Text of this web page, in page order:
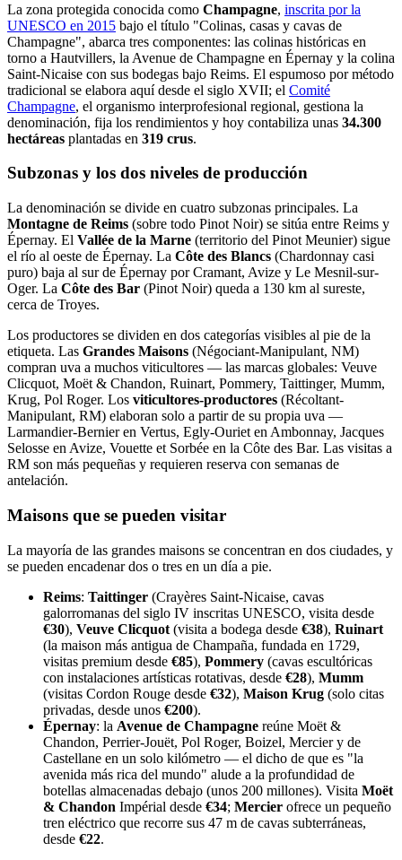
La zona protegida conocida como Champagne, inscrita por la
UNESCO en 2015 bajo el título "Colinas, casas y cavas de
Champagne", abarca tres componentes: las colinas históricas en
torno a Hautvillers, la Avenue de Champagne en Épernay y la colina
Saint-Nicaise con sus bodegas bajo Reims. El espumoso por método
tradicional se elabora aquí desde el siglo XVII; el Comité
Champagne, el organismo interprofesional regional, gestiona la
denominación, fija los rendimientos y hoy contabiliza unas 34.300
hectáreas plantadas en 319 crus.
Subzonas y los dos niveles de producción
La denominación se divide en cuatro subzonas principales. La
Montagne de Reims (sobre todo Pinot Noir) se sitúa entre Reims y
Épernay. El Vallée de la Marne (territorio del Pinot Meunier) sigue
el río al oeste de Épernay. La Côte des Blancs (Chardonnay casi
puro) baja al sur de Épernay por Cramant, Avize y Le Mesnil-sur-
Oger. La Côte des Bar (Pinot Noir) queda a 130 km al sureste,
cerca de Troyes.
Los productores se dividen en dos categorías visibles al pie de la
etiqueta. Las Grandes Maisons (Négociant-Manipulant, NM)
compran uva a muchos viticultores — las marcas globales: Veuve
Clicquot, Moët & Chandon, Ruinart, Pommery, Taittinger, Mumm,
Krug, Pol Roger. Los viticultores-productores (Récoltant-
Manipulant, RM) elaboran solo a partir de su propia uva —
Larmandier-Bernier en Vertus, Egly-Ouriet en Ambonnay, Jacques
Selosse en Avize, Vouette et Sorbée en la Côte des Bar. Las visitas a
RM son más pequeñas y requieren reserva con semanas de
antelación.
Maisons que se pueden visitar
La mayoría de las grandes maisons se concentran en dos ciudades, y
se pueden encadenar dos o tres en un día a pie.
Reims: Taittinger (Crayères Saint-Nicaise, cavas
galorromanas del siglo IV inscritas UNESCO, visita desde
€30), Veuve Clicquot (visita a bodega desde €38), Ruinart
(la maison más antigua de Champaña, fundada en 1729,
visitas premium desde €85), Pommery (cavas escultóricas
con instalaciones artísticas rotativas, desde €28), Mumm
(visitas Cordon Rouge desde €32), Maison Krug (solo citas
privadas, desde unos €200).
Épernay: la Avenue de Champagne reúne Moët &
Chandon, Perrier-Jouët, Pol Roger, Boizel, Mercier y de
Castellane en un solo kilómetro — el dicho de que es "la
avenida más rica del mundo" alude a la profundidad de
botellas almacenadas debajo (unos 200 millones). Visita Moët
& Chandon Impérial desde €34; Mercier ofrece un pequeño
tren eléctrico que recorre sus 47 m de cavas subterráneas,
desde €22.